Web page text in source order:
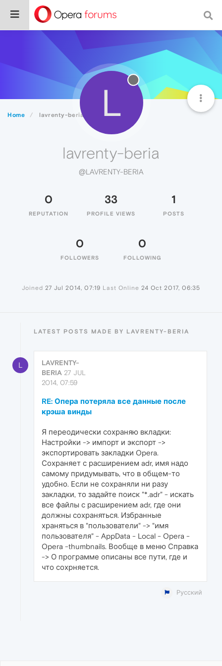
Home lavrenty-beria L
lavrenty-beria
@LAVRENTY-BERIA
0
REPUTATION
33
PROFILE VIEWS
1
POSTS
0
FOLLOWERS
0
FOLLOWING
Joined 27 Jul 2014, 07:19 Last Online 24 Oct 2017, 06:35
LATEST POSTS MADE BY LAVRENTY-BERIA
L
LAVRENTY-
BERIA 27 JUL
2014, 07:59
RE: Опера потеряла все данные после
крэша винды
Я переодически сохраняю вкладки:
Настройки -> импорт и экспорт ->
экспортировать закладки Opera.
Сохраняет с расширением adr, имя надо
самому придумывать, что в общем-то
удобно. Если не сохраняли ни разу
закладки, то задайте поиск "*.adr" - искать
все файлы с расширением adr, где они
должны сохраняться. Избранные
храняться в "пользователи" -> "имя
пользователя" - AppData - Local - Opera -
Opera -thumbnails. Вообще в меню Справка
-> О программе описаны все пути, где и
что сохрняется.
Русский